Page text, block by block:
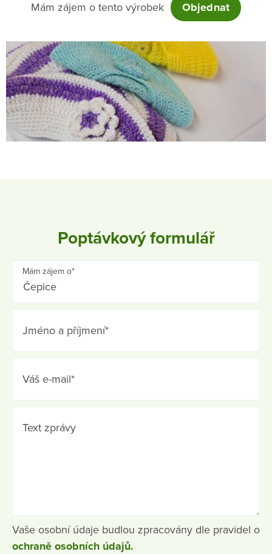
Mám zájem o tento výrobek Objednat
Poptávkový formulář
Mám zájem o*
Jméno a příjmení*
Váš e-mail*
Text zprávy
Vaše osobní údaje budlou zpracovány dle pravidel o
ochraně osobních údajů.